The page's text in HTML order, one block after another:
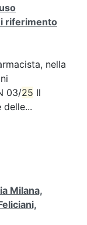
riferimento
nella
03/25 Il
delle...
Milana,